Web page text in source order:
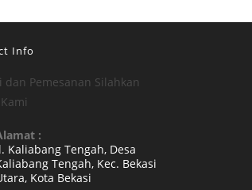
Info
dan Pemesanan Silahkan
:
Kaliabang Tengah, Desa
Tengah, Kec. Bekasi
Kota Bekasi